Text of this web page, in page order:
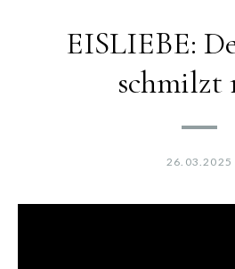
EISLIEBE:
schmilzt
26.03.2025